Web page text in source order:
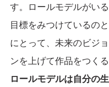
す。ロールモデルがい
目標をみつけているの
にとって、未来のビジ
ンを上げて作品をつく
ロールモデルは自分の